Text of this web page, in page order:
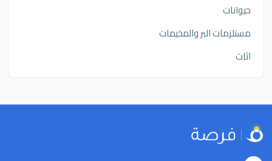
حيوانات
مستلزمات البر والمخيمات
اثاث